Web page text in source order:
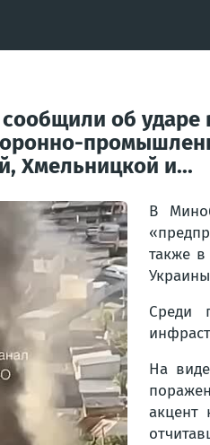
об ударе
Хмельницкой и...
В
также в
Среди
На
акцент